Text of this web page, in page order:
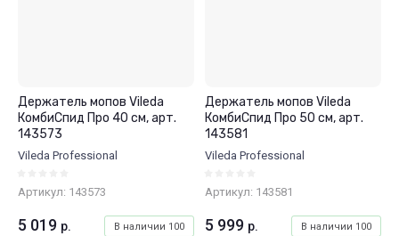
Держатель мопов Vileda
КомбиСпид Про 40 см, арт.
143573
Vileda Professional
Артикул: 143573
В наличии 100
5 019 р.
Держатель мопов Vileda
КомбиСпид Про 50 см, арт.
143581
Vileda Professional
Артикул: 143581
В наличии 100
5 999 р.